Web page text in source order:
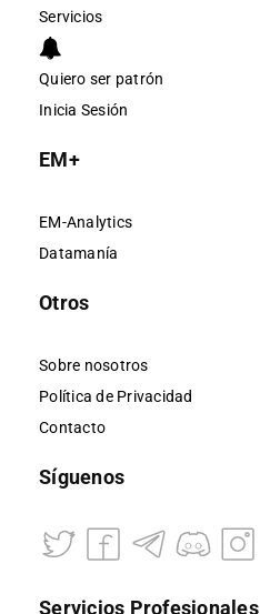
Servicios
Quiero ser patrón
Inicia Sesión
EM+
EM-Analytics
Datamanía
Otros
Sobre nosotros
Política de Privacidad
Contacto
Síguenos
Servicios Profesionales